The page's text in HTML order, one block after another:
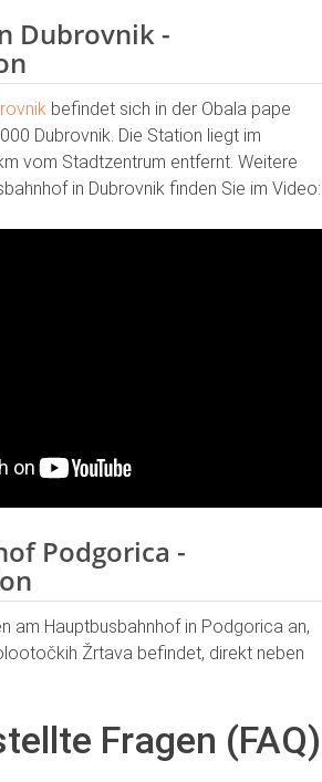
Dubrovnik -
befindet sich in der Obala pape
Dubrovnik. Die Station liegt im
vom Stadtzentrum entfernt. Weitere
in Dubrovnik finden Sie im Video:
Podgorica -
am Hauptbusbahnhof in Podgorica an,
Žrtava befindet, direkt neben
Fragen (FAQ)